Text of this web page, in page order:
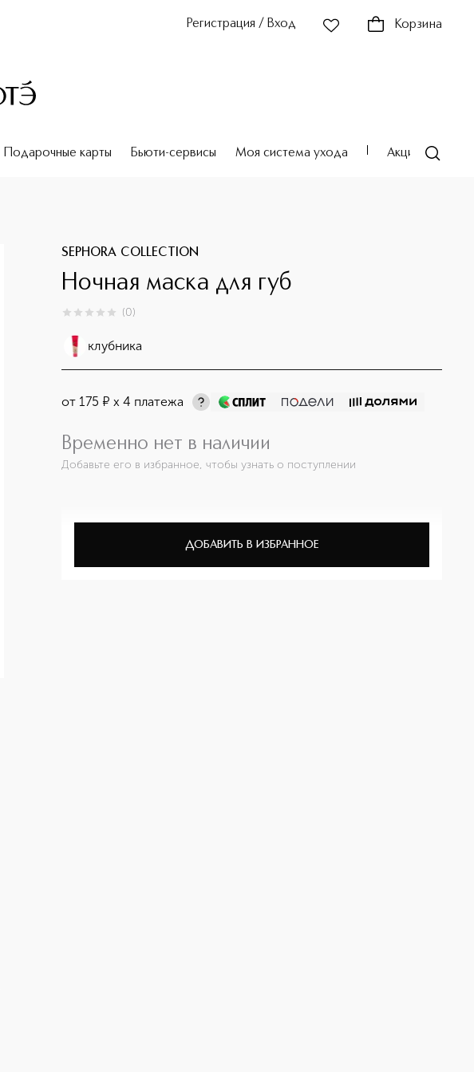
Регистрация / Вход Корзина
Подарочные карты Бьюти-сервисы Моя система ухода Акции
SEPHORA COLLECTION
Ночная маска для губ
0из 0 (0)
клубника
от 175 ¤ х 4 платежа
Временно нет в наличии
Добавьте его в избранное, чтобы узнать о поступлении
ДОБАВИТЬ В ИЗБРАННОЕ